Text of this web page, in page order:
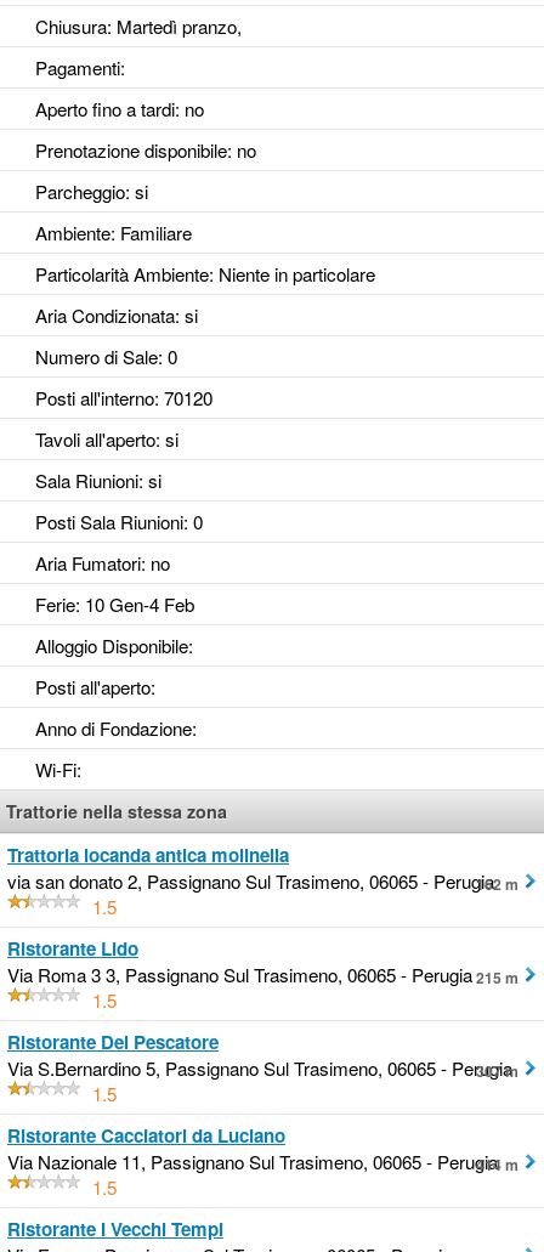
Chiusura: Martedì pranzo,
Pagamenti:
Aperto fino a tardi: no
Prenotazione disponibile: no
Parcheggio: si
Ambiente: Familiare
Particolarità Ambiente: Niente in particolare
Aria Condizionata: si
Numero di Sale: 0
Posti all'interno: 70120
Tavoli all'aperto: si
Sala Riunioni: si
Posti Sala Riunioni: 0
Aria Fumatori: no
Ferie: 10 Gen-4 Feb
Alloggio Disponibile:
Posti all'aperto:
Anno di Fondazione:
Wi-Fi:
Trattorie nella stessa zona
Trattoria locanda antica molinella
via san donato 2, Passignano Sul Trasimeno, 06065 - Perugia
1.5
162 m
Ristorante Lido
Via Roma 3 3, Passignano Sul Trasimeno, 06065 - Perugia
1.5
215 m
Ristorante Del Pescatore
Via S.Bernardino 5, Passignano Sul Trasimeno, 06065 - Perugia
1.5
307 m
Ristorante Cacciatori da Luciano
Via Nazionale 11, Passignano Sul Trasimeno, 06065 - Perugia
1.5
414 m
Ristorante I Vecchi Tempi